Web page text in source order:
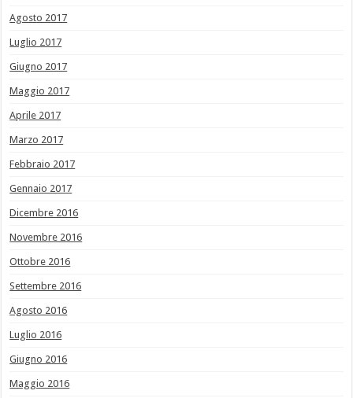
Agosto 2017
Luglio 2017
Giugno 2017
Maggio 2017
Aprile 2017
Marzo 2017
Febbraio 2017
Gennaio 2017
Dicembre 2016
Novembre 2016
Ottobre 2016
Settembre 2016
Agosto 2016
Luglio 2016
Giugno 2016
Maggio 2016